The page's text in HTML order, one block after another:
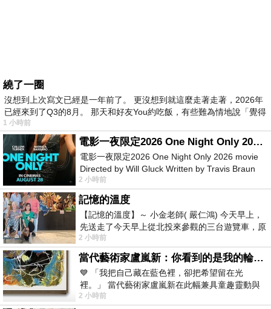
繞了一圈
沒想到上次寫文已經是一年前了。 更沒想到就這麼走著走著，2026年
已經來到了Q3的8月。 那天和好友You約吃飯，有些難為情地說「覺得
1 小時前
電影一夜限定2026 One Night Only 2026 movie
電影一夜限定2026 One Night Only 2026 movie
Directed by Will Gluck Written by Travis Braun
Starring Monica Barbaro
2 小時前
記憶的溫度
【記憶的溫度】～ 小金老師( 嚴仁鴻) 今天早上，
先送走了今天早上從北投來參觀的三台遊覽車，原
以為展場已經差不多要安靜下來，卻發
2 小時前
當代藝術家盧嵐新：你看到的是我的輪廓，還是你的故事？——藏在藍色裡的希望與光
💙 「我把自己藏在藍色裡，卻把希望留在光
裡。」 當代藝術家盧嵐新在此幅兼具童趣靈動與
抽象韻味的新作中，用湛藍的羽翼般色塊包覆著
2 小時前